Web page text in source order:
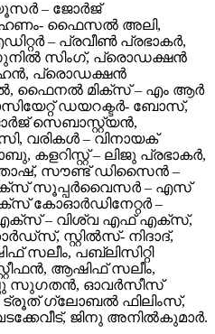
– ജോർജ്
ഫൈസൽ അലി,
– പ്രവീൺ പ്രഭാകർ,
സിംഗ്, പ്രൊഡക്ഷൻ
പ്രൊഡക്ഷൻ
ഫൈനൽ മിക്സ് – എം ആർ
ഡയറക്ടർ- ബോസ്,
സെബാസ്റ്റ്യൻ,
വരികൾ – വിനായക്
കളറിസ്റ്റ് – ലിജു പ്രഭാകർ,
സൗണ്ട് ഡിസൈൻ –
സൂപ്പർവൈസർ – എസ്
കോഓർഡിനേറ്റർ –
– വിശ്വ എഫ് എക്സ്,
സ്റ്റിൽസ്- നിദാദ്,
സലീം, പബ്ലിസിറ്റി
ആഷിഫ് സലീം,
വിഷ്ണു സുഗതൻ, ഓവർസീസ്
ട്രൂത് ഗ്ലോബൽ ഫിലിംസ്,
ജിനു അനിൽകുമാർ.